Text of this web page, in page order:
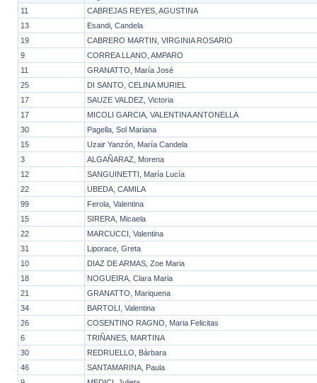
11
CABREJAS REYES, AGUSTINA
13
Esandi, Candela
19
CABRERO MARTIN, VIRGINIA ROSARIO
9
CORREA LLANO, AMPARO
11
GRANATTO, María José
25
DI SANTO, CELINA MURIEL
17
SAUZE VALDEZ, Victoria
17
MICOLI GARCIA, VALENTINA ANTONELLA
30
Pagella, Sol Mariana
15
Uzair Yanzón, María Candela
3
ALGAÑARAZ, Morena
12
SANGUINETTI, María Lucía
22
UBEDA, CAMILA
99
Ferola, Valentina
15
SIRERA, Micaela
22
MARCUCCI, Valentina
31
Liporace, Greta
10
DIAZ DE ARMAS, Zoe Maria
18
NOGUEIRA, Clara Maria
21
GRANATTO, Mariquena
34
BARTOLI, Valentina
26
COSENTINO RAGNO, Maria Felicitas
6
TRIÑANES, MARTINA
30
REDRUELLO, Bárbara
46
SANTAMARINA, Paula